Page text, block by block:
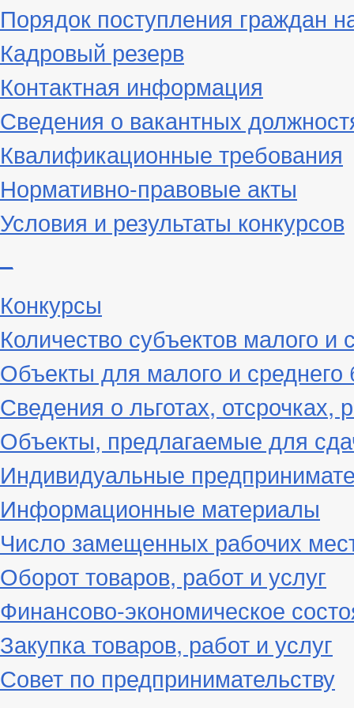
Порядок поступления граждан
Кадровый резерв
Контактная информация
Сведения о вакантных
Квалификационные требования
Нормативно-правовые акты
Условия и результаты конкурсов
Конкурсы
Количество субъектов малого и
Объекты для малого и среднего
Сведения о льготах, отсрочках,
Объекты, предлагаемые для
Индивидуальные
Информационные материалы
Число замещенных рабочих
Оборот товаров, работ и услуг
Финансово-экономическое
Закупка товаров, работ и услуг
Совет по предпринимательству